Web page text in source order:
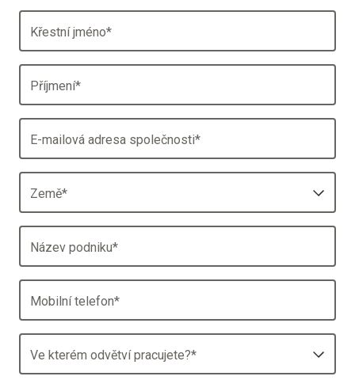
Křestní jméno*
Příjmení*
E-mailová adresa společnosti*
Země*
Název podniku*
Mobilní telefon*
Ve kterém odvětví pracujete?*